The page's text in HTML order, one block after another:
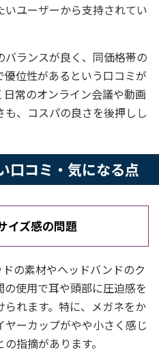
ユーザーから支持されてい
ランスが良く、同価格帯の
位性があるという口コミが
常のオンライン会議や動画
、コスパの良さを後押しし
口コミ・気になる点
イズ感の問題
の素材やヘッドバンドのク
使用で耳や頭部に圧迫感を
れます。特に、メガネをか
ーカップがやや小さく感じ
指摘があります。